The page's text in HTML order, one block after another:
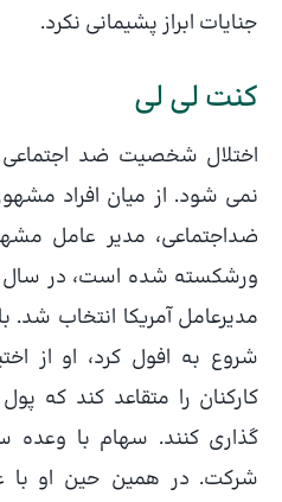
جنایات ابراز پشیمانی نکرد.
کنت لی لی
اختلال شخصیت ضد
نمی شود. از میان افراد
ضداجتماعی، مدیر عامل
مدیرعامل آمریکا انتخاب شد.
شروع به افول کرد، او از
کارکنان را متقاعد کند که
گذاری کنند. سهام با
شرکت. در همین حین او